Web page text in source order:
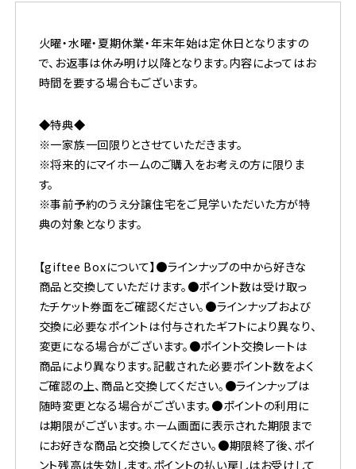
火曜・水曜・夏期休業・年末年始は定休日となりますの
で、お返事は休み明け以降となります。内容によってはお
時間を要する場合もございます。
◆特典◆
※一家族一回限りとさせていただきます。
※将来的にマイホームのご購入をお考えの方に限りま
す。
※事前予約のうえ分譲住宅をご見学いただいた方が特
典の対象となります。
【giftee Boxについて】●ラインナップの中から好きな
商品と交換していただけます。●ポイント数は受け取っ
たチケット券面をご確認ください。●ラインナップおよび
交換に必要なポイントは付与されたギフトにより異なり、
変更になる場合がございます。●ポイント交換レートは
商品により異なります。記載された必要ポイント数をよく
ご確認の上、商品と交換してください。●ラインナップは
随時変更となる場合がございます。●ポイントの利用に
は期限がございます。ホーム画面に表示された期限まで
にお好きな商品と交換してください。●期限終了後、ポイ
ント残高は失効します。ポイントの払い戻しはお受けして